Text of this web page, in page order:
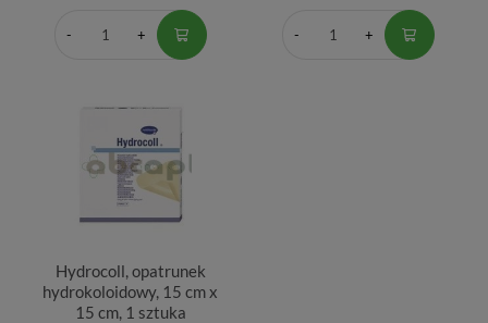
Hydrocoll, opatrunek
hydrokoloidowy, 15 cm x
15 cm, 1 sztuka